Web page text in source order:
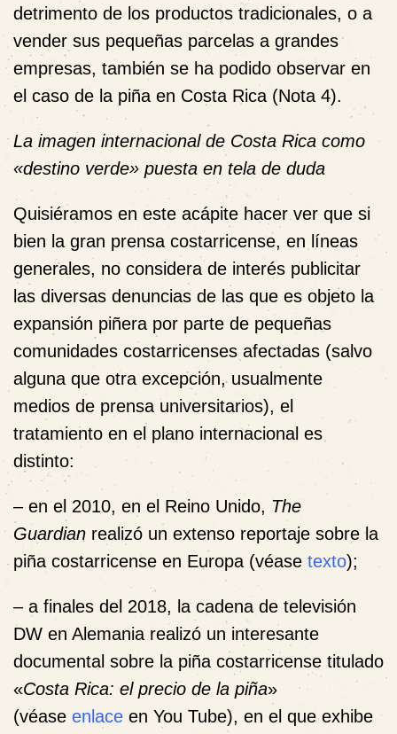
detrimento de los productos tradicionales, o a
vender sus pequeñas parcelas a grandes
empresas, también se ha podido observar en
el caso de la piña en Costa Rica (Nota 4).
La imagen internacional de Costa Rica como
«destino verde» puesta en tela de duda
Quisiéramos en este acápite hacer ver que si
bien la gran prensa costarricense, en líneas
generales, no considera de interés publicitar
las diversas denuncias de las que es objeto la
expansión piñera por parte de pequeñas
comunidades costarricenses afectadas (salvo
alguna que otra excepción, usualmente
medios de prensa universitarios), el
tratamiento en el plano internacional es
distinto:
– en el 2010, en el Reino Unido, The
Guardian realizó un extenso reportaje sobre la
piña costarricense en Europa (véase texto);
– a finales del 2018, la cadena de televisión
DW en Alemania realizó un interesante
documental sobre la piña costarricense titulado
«Costa Rica: el precio de la piña»
(véase enlace en You Tube), en el que exhibe